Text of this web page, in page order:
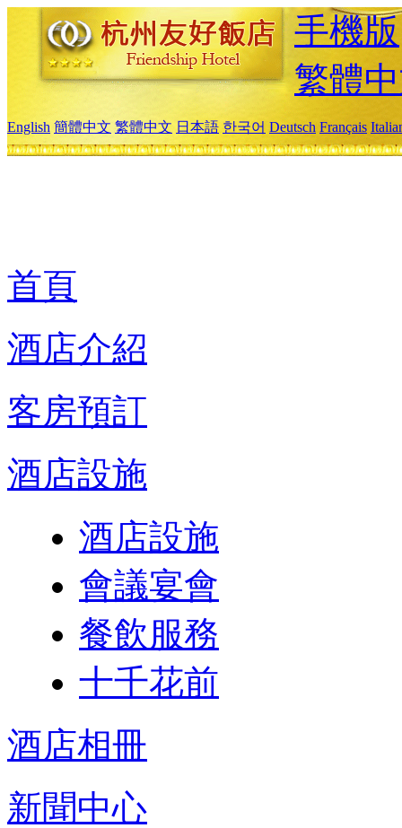
手機版
繁體
English 簡體中文 繁體中文 日本語 한국어 Deutsch Français
首頁
酒店介紹
客房預訂
酒店設施
酒店設施
會議宴會
餐飲服務
十千花前
酒店相冊
新聞中心